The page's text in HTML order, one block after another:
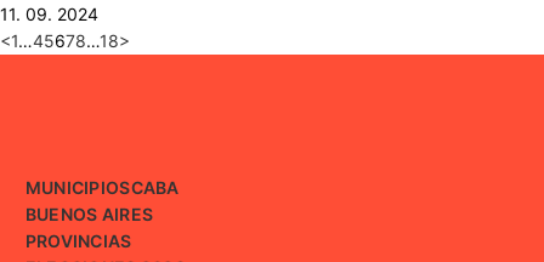
11. 09. 2024
<1…45678…18>
MUNICIPIOSCABA
BUENOS AIRES
PROVINCIAS